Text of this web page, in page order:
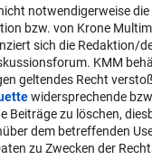
notwendigerweise
bzw. von Krone
sich die Redaktion/
KMM
geltendes Recht
widersprechende
Beiträge zu löschen,
dem betreffenden
zu Zwecken der